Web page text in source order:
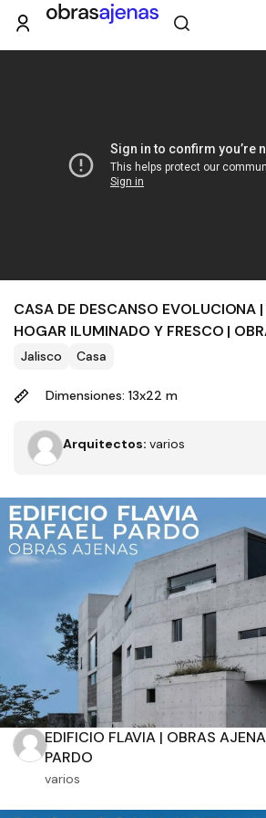
CASA DE DESCANSO EVOLUCIONA
HOGAR ILUMINADO Y FRESCO |
Jalisco Casa
Dimensiones: 13x22 m
Arquitectos: varios
EDIFICIO FLAVIA | OBRAS
PARDO
varios
Tipo de obra Estado
Recamaras